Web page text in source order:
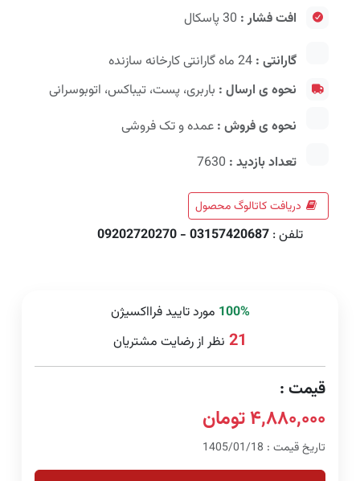
افت فشار :
گارانتی :
نحوه ی ارسال : باربری، پست، تیباکس، اتوبوسرانی
نحوه ی فروش : عمده و تک فروشی
تعداد بازدید :
دریافت کاتالوگ محصول
تلفن : 03157420687 - 09202720270
100% مورد تایید فرااکسیژن
21 نظر از رضایت مشتریان
قیمت :
۴,۸۸۰,۰۰۰ تومان
تاریخ قیمت : 1405/01/18